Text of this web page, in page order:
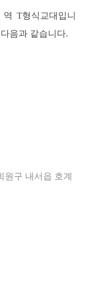
T형식교대입니
음과 같습니다.
구 내서읍 호계